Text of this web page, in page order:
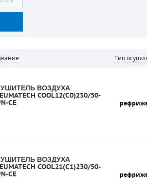
Тип
ВОЗДУХА
COOL12(C0)230/50-
CE
ВОЗДУХА
COOL21(C1)230/50-
CE